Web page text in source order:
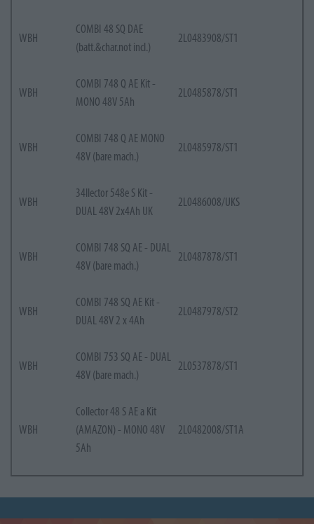
WBH
COMBI 48 SQ DAE
(batt.&char.not incl.)
2L0483908/ST1
WBH
COMBI 748 Q AE Kit -
MONO 48V 5Ah
2L0485878/ST1
WBH
COMBI 748 Q AE MONO
48V (bare mach.)
2L0485978/ST1
WBH
34llector 548e S Kit -
DUAL 48V 2x4Ah UK
2L0486008/UKS
WBH
COMBI 748 SQ AE - DUAL
48V (bare mach.)
2L0487878/ST1
WBH
COMBI 748 SQ AE Kit -
DUAL 48V 2 x 4Ah
2L0487978/ST2
WBH
COMBI 753 SQ AE - DUAL
48V (bare mach.)
2L0537878/ST1
WBH
Collector 48 S AE a Kit
(AMAZON) - MONO 48V
5Ah
2L0482008/ST1A